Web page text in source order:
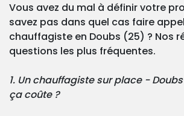
Vous avez du mal à définir votre
savez pas dans quel cas faire
chauffagiste en Doubs (25) ? Nos
questions les plus fréquentes.
1. Un chauffagiste sur place -
ça coûte ?